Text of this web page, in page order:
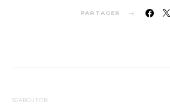
PARTAGER
SEARCH FOR: